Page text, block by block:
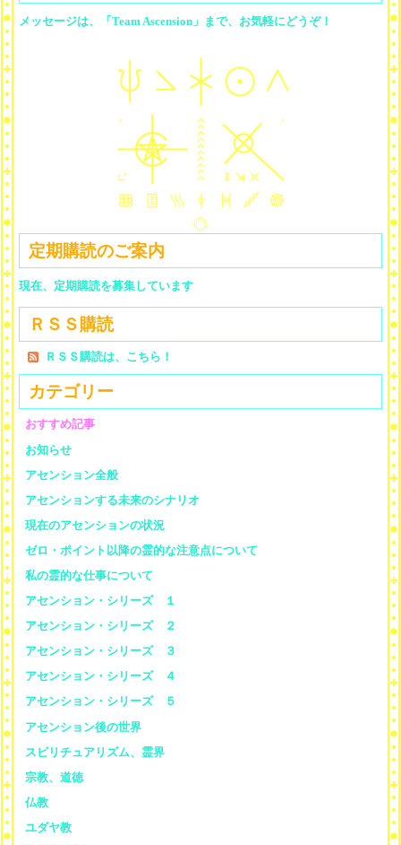
メッセージは、「Team Ascension」まで、お気軽にどうぞ！
定期購読のご案内
現在、定期購読を募集しています
ＲＳＳ購読
ＲＳＳ購読は、こちら！
カテゴリー
おすすめ記事
お知らせ
アセンション全般
アセンションする未来のシナリオ
現在のアセンションの状況
ゼロ・ポイント以降の霊的な注意点について
私の霊的な仕事について
アセンション・シリーズ １
アセンション・シリーズ ２
アセンション・シリーズ ３
アセンション・シリーズ ４
アセンション・シリーズ ５
アセンション後の世界
スピリチュアリズム、霊界
宗教、道徳
仏教
ユダヤ教